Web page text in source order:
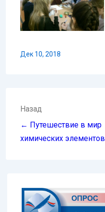
Дек 10, 2018
Навигация
по
записям
Назад
← Путешествие в мир
химических элементов